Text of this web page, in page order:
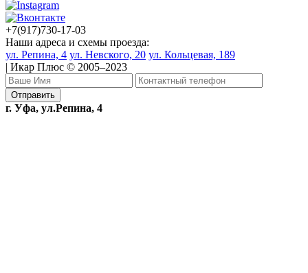
+7(917)730-17-03
Наши адреса и схемы проезда:
ул. Репина, 4 ул. Невского, 20 ул. Кольцевая, 189
| Икар Плюс © 2005–2023
г. Уфа, ул.Репина, 4